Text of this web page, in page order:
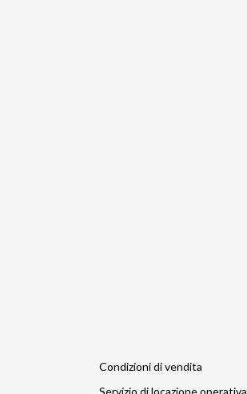
Condizioni di vendita
Servizio di locazione operativa